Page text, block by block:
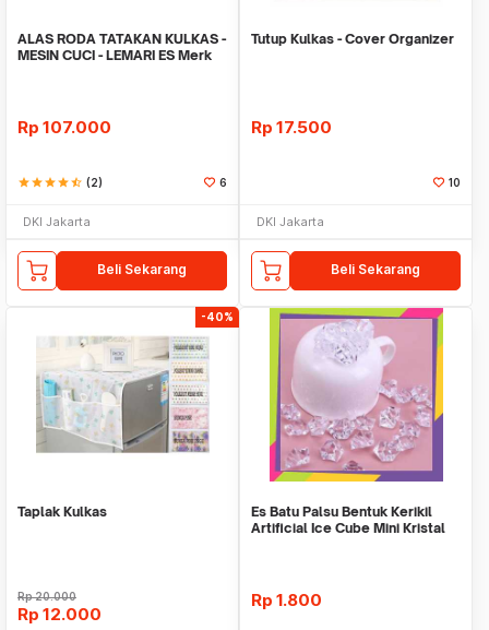
ALAS RODA TATAKAN KULKAS -
MESIN CUCI - LEMARI ES Merk
Rp 107.000
starstarstarstarstar_half (2) 6
DKI Jakarta
Beli Sekarang
Tutup Kulkas - Cover Organizer
Rp 17.500
10
DKI Jakarta
Beli Sekarang
-40%
Taplak Kulkas
Rp20.000
Rp 12.000
Es Batu Palsu Bentuk Kerikil
Artificial Ice Cube Mini Kristal
Rp 1.800